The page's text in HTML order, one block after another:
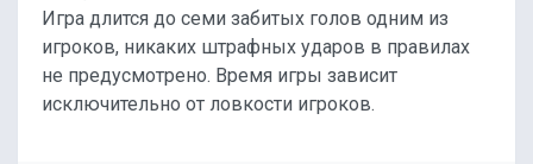
Игра длится до семи забитых голов одним из
игроков, никаких штрафных ударов в правилах
не предусмотрено. Время игры зависит
исключительно от ловкости игроков.